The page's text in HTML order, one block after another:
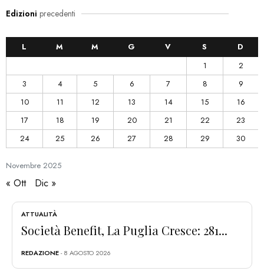
Edizioni precedenti
Novembre 2025
L M M G V S
D
1
2
3
4 5 6 7 8
9
10
11 12 13 14 15
16
17
18 19 20 21 22
23
24
25 26 27 28 29 30
« Ott Dic »
ATTUALITÀ
Società Benefit, La Puglia Cresce: 281...
REDAZIONE- 8 AGOSTO 2026